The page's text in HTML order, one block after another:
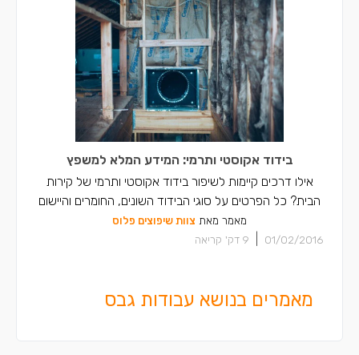
בידוד אקוסטי ותרמי: המידע המלא למשפץ
אילו דרכים קיימות לשיפור בידוד אקוסטי ותרמי של קירות
הבית? כל הפרטים על סוגי הבידוד השונים, החומרים והיישום
מאמר מאת צוות שיפוצים פלוס
01/02/2016
9 דק' קריאה
מאמרים בנושא עבודות גבס